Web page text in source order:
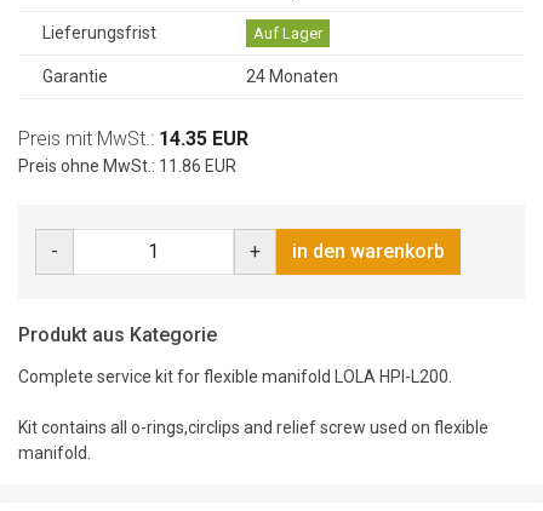
Lieferungsfrist Auf Lager
Garantie 24 Monaten
Preis mit MwSt.: 14.35 EUR
Preis ohne MwSt.: 11.86 EUR
- + in den warenkorb
Produkt aus Kategorie
Complete service kit for flexible manifold LOLA HPI-L200.
Kit contains all o-rings,circlips and relief screw used on flexible
manifold.